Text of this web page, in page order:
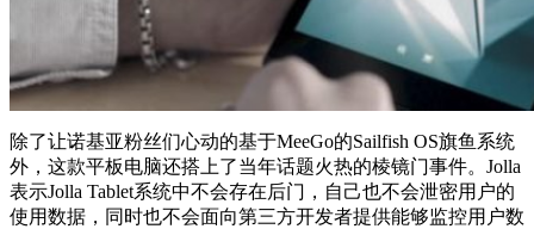
除了让诺基亚粉丝们心动的基于MeeGo的Sailfish OS旗鱼系统
外，这款平板电脑还搭上了当年话题火热的棱镜门事件。Jolla
表示Jolla Tablet系统中不会存在后门，自己也不会泄密用户的
使用数据，同时也不会面向第三方开发者提供能够监控用户数